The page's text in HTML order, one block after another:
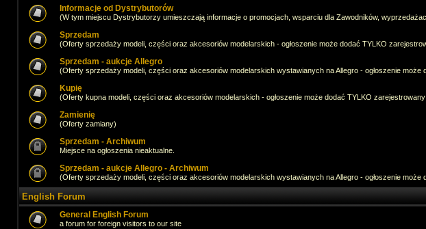
Informacje od Dystrybutorów
(W tym miejscu Dystrybutorzy umieszczają informacje o promocjach, wsparciu dla Zawodników,
Sprzedam
(Oferty sprzedaży modeli, części oraz akcesoriów modelarskich - ogłoszenie może dodać TYLKO
Sprzedam - aukcje Allegro
(Oferty sprzedaży modeli, części oraz akcesoriów modelarskich wystawianych na Allegro - ogłoszenie
Kupię
(Oferty kupna modeli, części oraz akcesoriów modelarskich - ogłoszenie może dodać TYLKO
Zamienię
(Oferty zamiany)
Sprzedam - Archiwum
Miejsce na ogłoszenia nieaktualne.
Sprzedam - aukcje Allegro - Archiwum
(Oferty sprzedaży modeli, części oraz akcesoriów modelarskich wystawianych na Allegro - ogłoszenie
English Forum
General English Forum
a forum for foreign visitors to our site